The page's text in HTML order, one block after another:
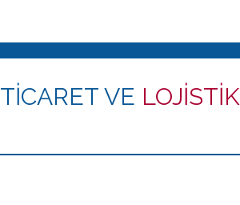
TİCARET VE LOJİSTİK